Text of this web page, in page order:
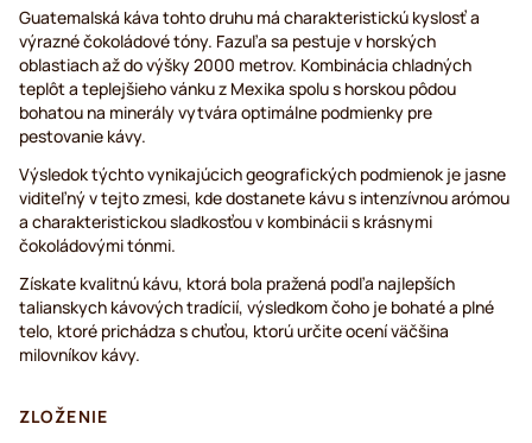
Guatemalská káva tohto druhu má charakteristickú kyslosť a
výrazné čokoládové tóny. Fazuľa sa pestuje v horských
oblastiach až do výšky 2000 metrov. Kombinácia chladných
teplôt a teplejšieho vánku z Mexika spolu s horskou pôdou
bohatou na minerály vytvára optimálne podmienky pre
pestovanie kávy.
Výsledok týchto vynikajúcich geografických podmienok je jasne
viditeľný v tejto zmesi, kde dostanete kávu s intenzívnou arómou
a charakteristickou sladkosťou v kombinácii s krásnymi
čokoládovými tónmi.
Získate kvalitnú kávu, ktorá bola pražená podľa najlepších
talianskych kávových tradícií, výsledkom čoho je bohaté a plné
telo, ktoré prichádza s chuťou, ktorú určite ocení väčšina
milovníkov kávy.
ZLOŽENIE